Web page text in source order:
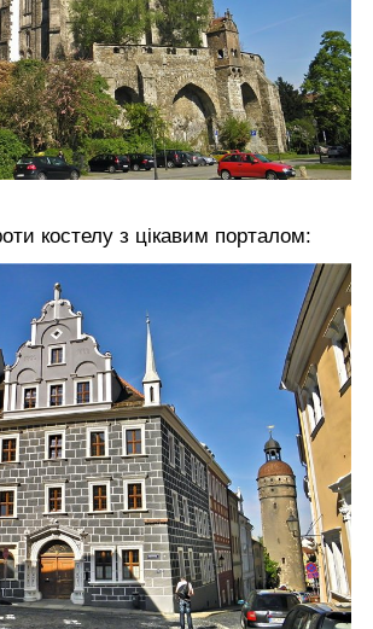
костелу з цікавим порталом: